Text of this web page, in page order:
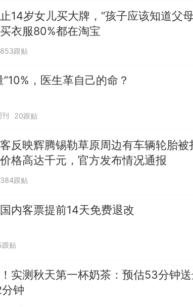
14岁女儿买大牌，“孩子应该知道父母
衣服80%都在淘宝
853跟贴
”10%，医生革自己的命？
刊 20跟贴
反映辉腾锡勒草原周边有车辆轮胎被
格高达千元，官方发布情况通报
384跟贴
内客票提前14天免费退改
跟贴
实测秋天第一杯奶茶：预估53分钟
钟